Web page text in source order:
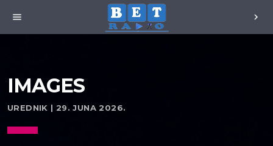
menu chevron_right
IMAGES
UREDNIK | 29. JUNA 2026.